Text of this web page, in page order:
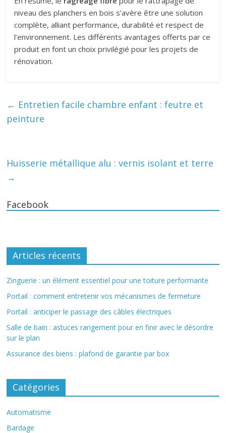
niveau des planchers en bois s’avère être une solution
complète, alliant performance, durabilité et respect de
l’environnement. Les différents avantages offerts par ce
produit en font un choix privilégié pour les projets de
rénovation.
← Entretien facile chambre enfant : feutre et
peinture
Huisserie métallique alu : vernis isolant et terre
→
Facebook
Articles récents
Zinguerie : un élément essentiel pour une toiture performante
Portail : comment entretenir vos mécanismes de fermeture
Portail : anticiper le passage des câbles électriques
Salle de bain : astuces rangement pour en finir avec le désordre
sur le plan
Assurance des biens : plafond de garantie par box
Catégories
Automatisme
Bardage